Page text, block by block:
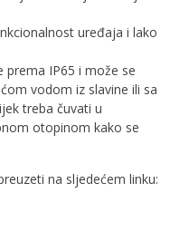
uređaja i lako
prema IP65 i može se
vodom iz slavine ili sa
treba čuvati u
otopinom kako se
na sljedećem linku: